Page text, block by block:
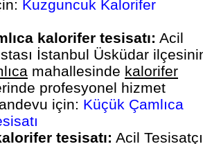
Kuzguncuk Kalorifer
kalorifer tesisatı: Acil
İstanbul Üsküdar
mahallesinde kalorifer
profesyonel hizmet
için: Küçük Çamlıca
tesisatı: Acil Tesisatçı